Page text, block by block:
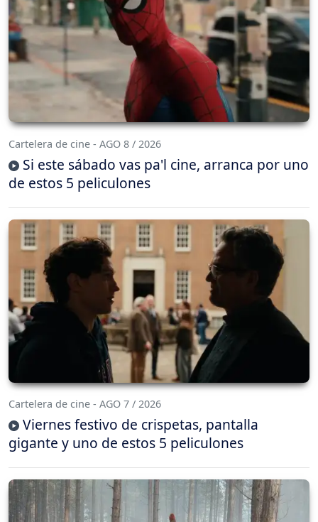
Cartelera de cine - AGO 8 / 2026
Si este sábado vas pa'l cine, arranca por uno
de estos 5 peliculones
Cartelera de cine - AGO 7 / 2026
Viernes festivo de crispetas, pantalla
gigante y uno de estos 5 peliculones